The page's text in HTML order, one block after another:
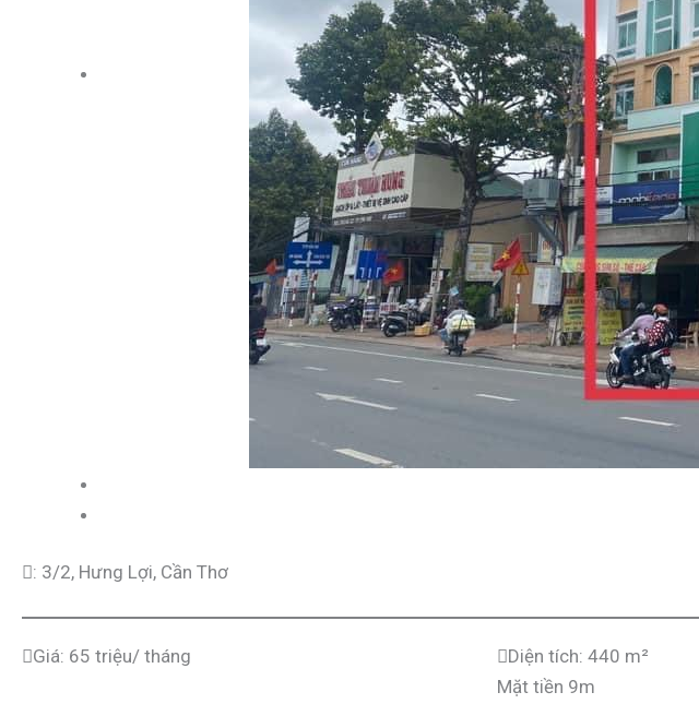
: 3/2, Hưng Lợi, Cần Thơ
Giá: 65 triệu/ tháng
Diện tích: 440 m²
Mặt tiền 9m